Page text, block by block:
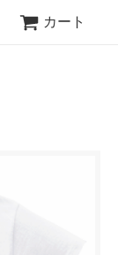
カート